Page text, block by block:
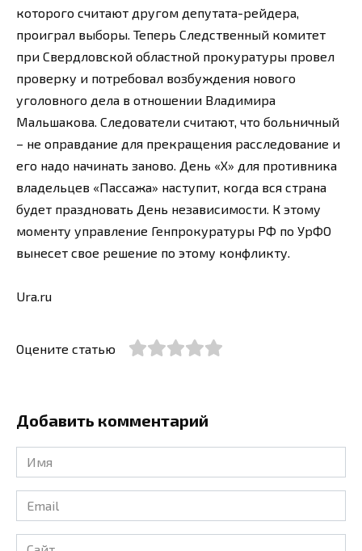
которого считают другом депутата-рейдера,
проиграл выборы. Теперь Следственный комитет
при Свердловской областной прокуратуры провел
проверку и потребовал возбуждения нового
уголовного дела в отношении Владимира
Мальшакова. Следователи считают, что больничный
– не оправдание для прекращения расследование и
его надо начинать заново. День «Х» для противника
владельцев «Пассажа» наступит, когда вся страна
будет праздновать День независимости. К этому
моменту управление Генпрокуратуры РФ по УрФО
вынесет свое решение по этому конфликту.
Ura.ru
Оцените статью
Добавить комментарий
Имя
*
Email
*
Сайт